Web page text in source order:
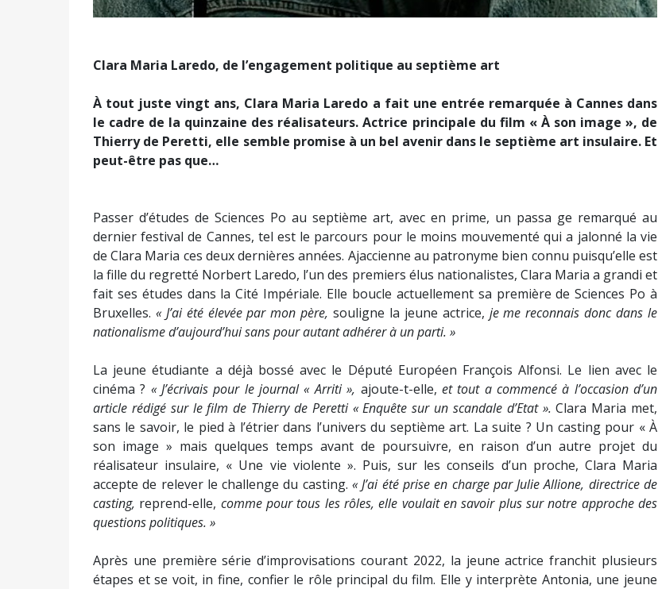
Clara Maria Laredo, de l’engagement politique au septième art
À tout juste vingt ans, Clara Maria Laredo a fait une entrée remarquée à Cannes dans
le cadre de la quinzaine des réalisateurs. Actrice principale du film « À son image », de
Thierry de Peretti, elle semble promise à un bel avenir dans le septième art insulaire. Et
peut-être pas que…
Passer d’études de Sciences Po au septième art, avec en prime, un passa ge remarqué au
dernier festival de Cannes, tel est le parcours pour le moins mouvementé qui a jalonné la vie
de Clara Maria ces deux dernières années. Ajaccienne au patronyme bien connu puisqu’elle est
la fille du regretté Norbert Laredo, l’un des premiers élus nationalistes, Clara Maria a grandi et
fait ses études dans la Cité Impériale. Elle boucle actuellement sa première de Sciences Po à
Bruxelles. « J’ai été élevée par mon père,souligne la jeune actrice, je me reconnais donc dans le
nationalisme d’aujourd’hui sans pour autant adhérer à un parti. »
La jeune étudiante a déjà bossé avec le Député Européen François Alfonsi. Le lien avec le
cinéma ? « J’écrivais pour le journal « Arriti », ajoute-t-elle, et tout a commencé à l’occasion d’un
article rédigé sur le film de Thierry de Peretti « Enquête sur un scandale d’Etat ».Clara Maria met,
sans le savoir, le pied à l’étrier dans l’univers du septième art. La suite ? Un casting pour « À
son image » mais quelques temps avant de poursuivre, en raison d’un autre projet du
réalisateur insulaire, « Une vie violente ». Puis, sur les conseils d’un proche, Clara Maria
accepte de relever le challenge du casting.« J’ai été prise en charge par Julie Allione, directrice de
casting, reprend-elle, comme pour tous les rôles, elle voulait en savoir plus sur notre approche des
questions politiques. »
Après une première série d’improvisations courant 2022, la jeune actrice franchit plusieurs
étapes et se voit, in fine, confier le rôle principal du film. Elle y interprète Antonia, une jeune